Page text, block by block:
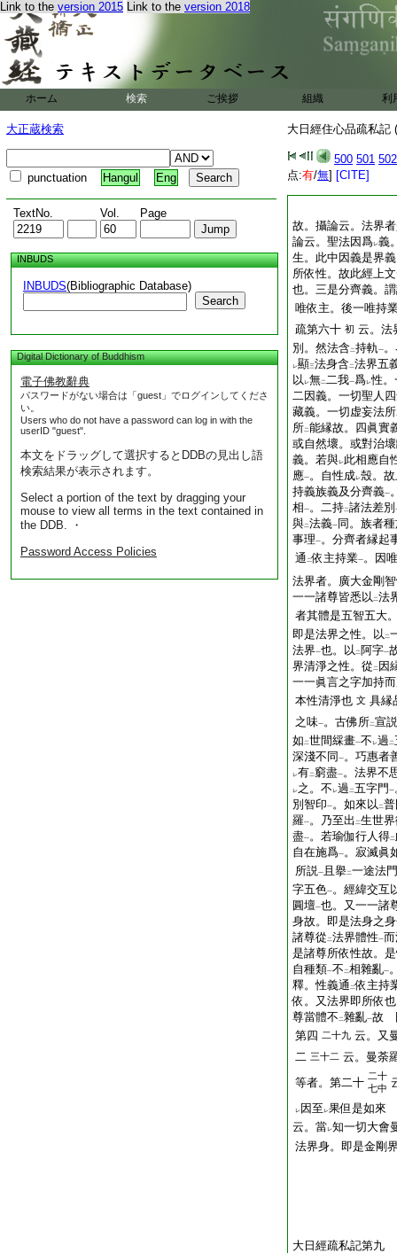
Link to the version 2015 Link to the version 2018
ホーム 検索 ご挨拶 組織 利
大正蔵検索
punctuation Hangul Eng
TextNo. Vol. Page
INBUDS
INBUDS(Bibliographic Database)
Search
Digital Dictionary of Buddhism
電子佛教辭典
パスワードがない場合は「guest」でログインしてくださ
い。
Users who do not have a password can log in with the
userID "guest".
本文をドラッグして選択するとDDBの見出し語
検索結果が表示されます。
Select a portion of the text by dragging your
mouse to view all terms in the text contained in
the DDB. ・
Password Access Policies
大日經住心品疏私記
500 501 502
点:有/無] [CITE]
故。攝論云。法界
論云。聖法因爲レ義
生。此中因義是界
所依性。故此經上
也。三是分齊義。
唯依主。後一唯持
疏第六十 初 云。法
別。然法含二持軌一
レ顯三法身含二法界五
以 レ無二二我一爲レ性。
二因義。一切聖人
藏義。一切虚妄法所
所二能縁故。四眞實
或自然壞。或對治
義。若與レ此相應自
應一。自性成レ殼。
持義族義及分齊義一
相一。二持二諸法差別
與二法義一 同。族者
事理一。分齊者縁起
通 二依主持業一。因
法界者。廣大金剛
一一諸尊皆悉以 二法
者其體是五智五大
即是法界之性。以 二
法界一也。以 二 阿字一
界清淨之性。從 二 因
一一眞言之字加持
本性清淨也 文 具縁
之味一。古佛所二宣説
如 二世間綵畫一不 レ過 二
深淺不同 一。巧惠者
レ有二窮盡一。法界不
レ之。不 レ過 二五字門 一
別智印一。如來以 二
羅一。乃至出 二生世
盡一。若瑜伽行人得二
自在施爲一。寂滅眞
所説一 且擧二一途法門
字五色一。經緯交互
圓壇一也。又一一諸
身故。即是法身之
諸尊從 二法界體性一
是諸尊所依性故。
自種類一不 二相雜亂一
釋。性義通 二依主持
依。又法界即所依
尊當體不 二雜亂一故
第四 二十九 云。又
二 三十二 云。曼荼
等者。第二十 二十
七中
レ 因至 レ果但是如來
云。當レ知一切大會
法界身。即是金剛
大日經疏私記第九